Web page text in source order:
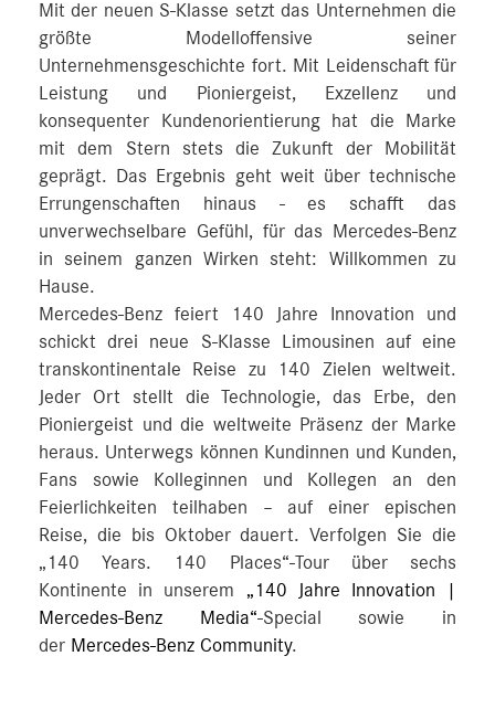
Mit der neuen S-Klasse setzt das Unternehmen die
größte Modelloffensive seiner
Unternehmensgeschichte fort. Mit Leidenschaft für
Leistung und Pioniergeist, Exzellenz und
konsequenter Kundenorientierung hat die Marke
mit dem Stern stets die Zukunft der Mobilität
geprägt. Das Ergebnis geht weit über technische
Errungenschaften hinaus - es schafft das
unverwechselbare Gefühl, für das Mercedes-Benz
in seinem ganzen Wirken steht: Willkommen zu
Hause.
Mercedes-Benz feiert 140 Jahre Innovation und
schickt drei neue S-Klasse Limousinen auf eine
transkontinentale Reise zu 140 Zielen weltweit.
Jeder Ort stellt die Technologie, das Erbe, den
Pioniergeist und die weltweite Präsenz der Marke
heraus. Unterwegs können Kundinnen und Kunden,
Fans sowie Kolleginnen und Kollegen an den
Feierlichkeiten teilhaben – auf einer epischen
Reise, die bis Oktober dauert. Verfolgen Sie die
„140 Years. 140 Places“-Tour über sechs
Kontinente in unserem „140 Jahre Innovation |
Mercedes-Benz Media“-Special sowie in
der Mercedes-Benz Community.